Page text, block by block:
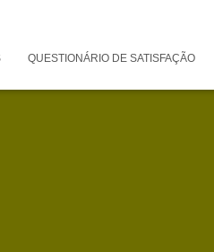
QUESTIONÁRIO DE SATISFAÇÃO